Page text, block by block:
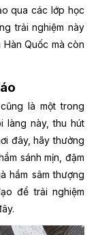
qua các lớp học
trải nghiệm này
Quốc mà còn
là một trong
làng này, thu hút
đây, hãy thưởng
sánh mịn, đậm
hầm sâm thượng
để trải nghiệm